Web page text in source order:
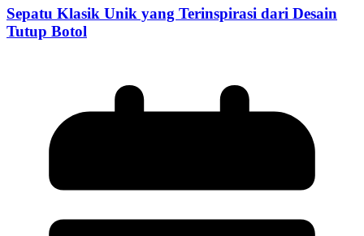
Sepatu Klasik Unik yang Terinspirasi dari Desain
Tutup Botol